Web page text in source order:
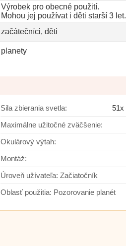
Výrobek pro obecné použití.
Mohou jej používat i děti starší 3 let.
začátečníci, děti
planety
Sila zbierania svetla: 51x
Maximálne užitočné zväčšenie:
Okulárový výtah:
Montáž:
Úroveň užívateľa: Začiatočník
Oblasť použitia: Pozorovanie planét